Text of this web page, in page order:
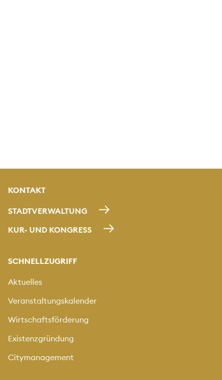
KONTAKT
STADTVERWALTUNG
KUR- UND KONGRESS
SCHNELLZUGRIFF
Aktuelles
Veranstaltungskalender
Wirtschaftsförderung
Existenzgründung
Citymanagement